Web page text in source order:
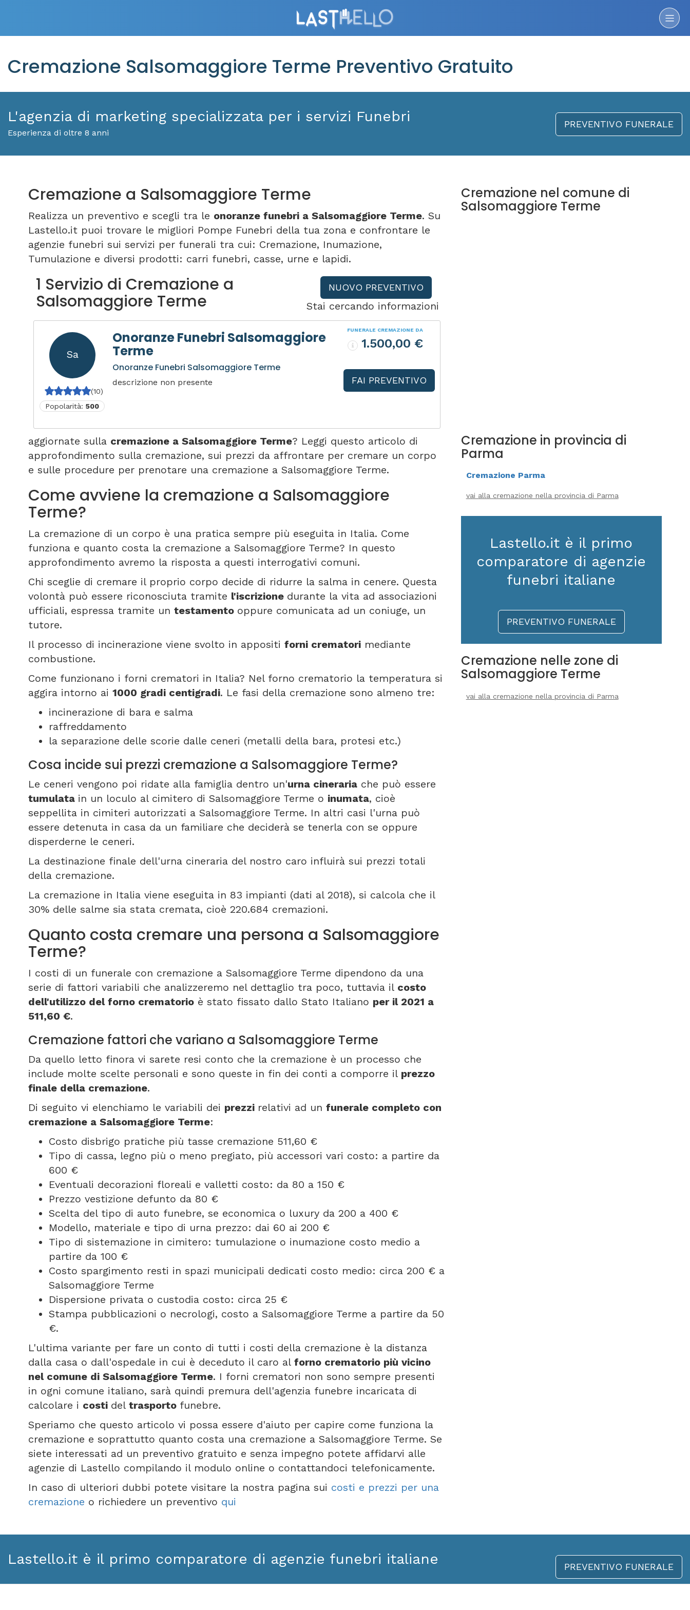
Cremazione Salsomaggiore Terme Preventivo Gratuito
L'agenzia di marketing specializzata per i servizi Funebri
Esperienza di oltre 8 anni
PREVENTIVO FUNERALE
Cremazione a Salsomaggiore Terme
Realizza un preventivo e scegli tra le onoranze funebri a Salsomaggiore Terme. Su
Lastello.it puoi trovare le migliori Pompe Funebri della tua zona e confrontare le
agenzie funebri sui servizi per funerali tra cui: Cremazione, Inumazione,
Tumulazione e diversi prodotti: carri funebri, casse, urne e lapidi.
1 Servizio di Cremazione a
Salsomaggiore Terme
NUOVO PREVENTIVO
Sa
(10)
Popolarità: 500
Onoranze Funebri Salsomaggiore
Terme
Onoranze Funebri Salsomaggiore Terme
descrizione non presente
FUNERALE CREMAZIONE DA
1.500,00 €
FAI PREVENTIVO
Stai cercando informazioni
aggiornate sulla cremazione a Salsomaggiore Terme? Leggi questo articolo di
approfondimento sulla cremazione, sui prezzi da affrontare per cremare un corpo
e sulle procedure per prenotare una cremazione a Salsomaggiore Terme.
Come avviene la cremazione a Salsomaggiore
Terme?
La cremazione di un corpo è una pratica sempre più eseguita in Italia. Come
funziona e quanto costa la cremazione a Salsomaggiore Terme? In questo
approfondimento avremo la risposta a questi interrogativi comuni.
Chi sceglie di cremare il proprio corpo decide di ridurre la salma in cenere. Questa
volontà può essere riconosciuta tramite l'iscrizione durante la vita ad associazioni
ufficiali, espressa tramite un testamento oppure comunicata ad un coniuge, un
tutore.
Il processo di incinerazione viene svolto in appositi forni crematori mediante
combustione.
Come funzionano i forni crematori in Italia? Nel forno crematorio la temperatura si
aggira intorno ai 1000 gradi centigradi. Le fasi della cremazione sono almeno tre:
incinerazione di bara e salma
raffreddamento
la separazione delle scorie dalle ceneri (metalli della bara, protesi etc.)
Cosa incide sui prezzi cremazione a Salsomaggiore Terme?
Le ceneri vengono poi ridate alla famiglia dentro un'urna cineraria che può essere
tumulata in un loculo al cimitero di Salsomaggiore Terme o inumata, cioè
seppellita in cimiteri autorizzati a Salsomaggiore Terme. In altri casi l'urna può
essere detenuta in casa da un familiare che deciderà se tenerla con se oppure
disperderne le ceneri.
La destinazione finale dell'urna cineraria del nostro caro influirà sui prezzi totali
della cremazione.
La cremazione in Italia viene eseguita in 83 impianti (dati al 2018), si calcola che il
30% delle salme sia stata cremata, cioè 220.684 cremazioni.
Quanto costa cremare una persona a Salsomaggiore
Terme?
I costi di un funerale con cremazione a Salsomaggiore Terme dipendono da una
serie di fattori variabili che analizzeremo nel dettaglio tra poco, tuttavia il costo
dell'utilizzo del forno crematorio è stato fissato dallo Stato Italiano per il 2021 a
511,60 €.
Cremazione fattori che variano a Salsomaggiore Terme
Da quello letto finora vi sarete resi conto che la cremazione è un processo che
include molte scelte personali e sono queste in fin dei conti a comporre il prezzo
finale della cremazione.
Di seguito vi elenchiamo le variabili dei prezzi relativi ad un funerale completo con
cremazione a Salsomaggiore Terme:
Costo disbrigo pratiche più tasse cremazione 511,60 €
Tipo di cassa, legno più o meno pregiato, più accessori vari costo: a partire da
600 €
Eventuali decorazioni floreali e valletti costo: da 80 a 150 €
Prezzo vestizione defunto da 80 €
Scelta del tipo di auto funebre, se economica o luxury da 200 a 400 €
Modello, materiale e tipo di urna prezzo: dai 60 ai 200 €
Tipo di sistemazione in cimitero: tumulazione o inumazione costo medio a
partire da 100 €
Costo spargimento resti in spazi municipali dedicati costo medio: circa 200 € a
Salsomaggiore Terme
Dispersione privata o custodia costo: circa 25 €
Stampa pubblicazioni o necrologi, costo a Salsomaggiore Terme a partire da 50
€.
L'ultima variante per fare un conto di tutti i costi della cremazione è la distanza
dalla casa o dall'ospedale in cui è deceduto il caro al forno crematorio più vicino
nel comune di Salsomaggiore Terme. I forni crematori non sono sempre presenti
in ogni comune italiano, sarà quindi premura dell'agenzia funebre incaricata di
calcolare i costi del trasporto funebre.
Speriamo che questo articolo vi possa essere d'aiuto per capire come funziona la
cremazione e soprattutto quanto costa una cremazione a Salsomaggiore Terme. Se
siete interessati ad un preventivo gratuito e senza impegno potete affidarvi alle
agenzie di Lastello compilando il modulo online o contattandoci telefonicamente.
In caso di ulteriori dubbi potete visitare la nostra pagina sui costi e prezzi per una
cremazione o richiedere un preventivo qui
Cremazione nel comune di
Salsomaggiore Terme
Cremazione in provincia di
Parma
Cremazione Parma
vai alla cremazione nella provincia di Parma
Lastello.it è il primo
comparatore di agenzie
funebri italiane
PREVENTIVO FUNERALE
Cremazione nelle zone di
Salsomaggiore Terme
vai alla cremazione nella provincia di Parma
Lastello.it è il primo comparatore di agenzie funebri italiane PREVENTIVO FUNERALE